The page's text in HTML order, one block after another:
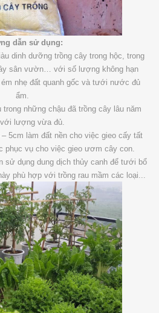
dẫn sử dụng:
dinh dưỡng trồng cây trong hộc, trong
sân vườn… với số lượng không hạn
nhẹ đất quanh gốc và tưới nước đủ
ẩm.
những chậu đã trồng cây lâu năm
với lượng vừa đủ.
5cm làm đất nền cho việc gieo cấy tất
phục vụ cho việc gieo ươm cây con.
sử dụng dung dịch thủy canh để tưới bổ
phù hợp với trồng rau mầm các loại...